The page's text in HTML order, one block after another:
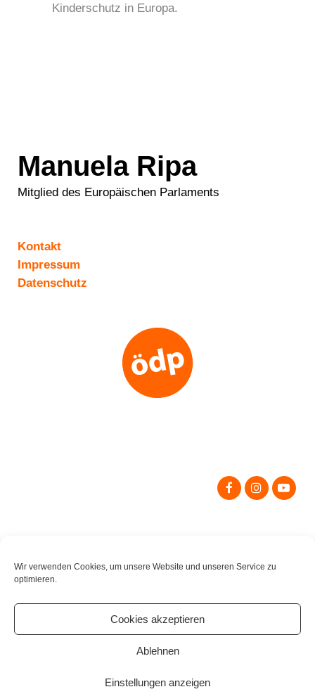
Wir verwenden Cookies, um unsere Website und unseren Service zu
optimieren.
Cookies akzeptieren
Ablehnen
Einstellungen anzeigen
Kinderschutz in Europa.
Manuela Ripa
Mitglied des Europäischen Parlaments
Kontakt
Impressum
Datenschutz